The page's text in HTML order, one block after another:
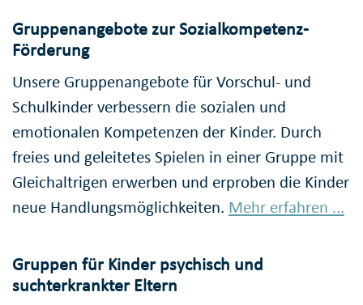
Gruppenangebote zur Sozialkompetenz-
Förderung
Unsere Gruppenangebote für Vorschul- und
Schulkinder verbessern die sozialen und
emotionalen Kompetenzen der Kinder. Durch
freies und geleitetes Spielen in einer Gruppe mit
Gleichaltrigen erwerben und erproben die Kinder
neue Handlungsmöglichkeiten. Mehr erfahren ...
Gruppen für Kinder psychisch und
suchterkrankter Eltern